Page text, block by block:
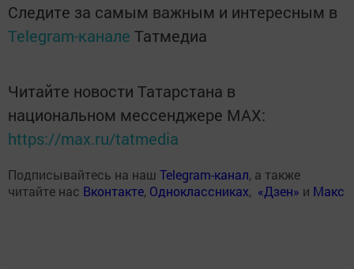
Следите за самым важным и интересным в
Telegram-канале Татмедиа
Читайте новости Татарстана в
национальном мессенджере MАХ:
https://max.ru/tatmedia
Подписывайтесь на наш Telegram-канал, а также
читайте нас Вконтакте, Одноклассниках, «Дзен» и Макс